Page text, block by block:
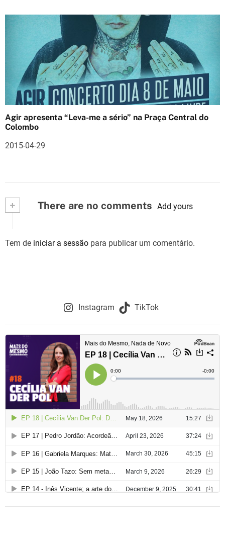
Agir apresenta “Leva-me a sério” na Praça Central do
Colombo
2015-04-29
+ There are no comments Add yours
Tem de iniciar a sessão para publicar um comentário.
Instagram TikTok